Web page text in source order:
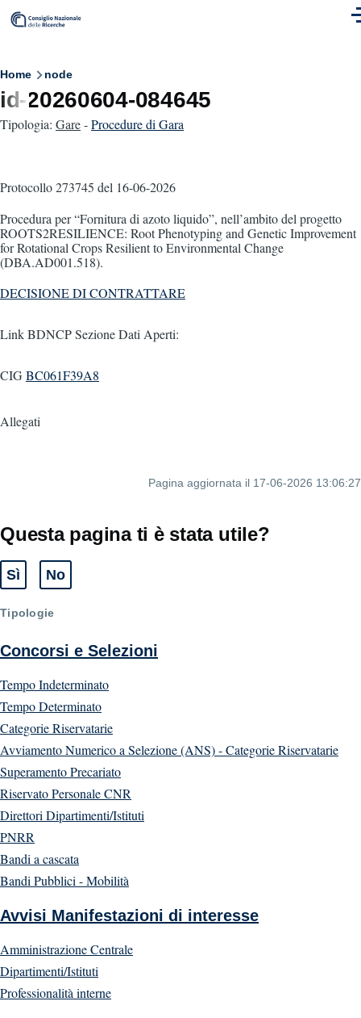
Skip to main content
Breadcrumb
Home node
id-20260604-084645
Tipologia: Gare-Procedure di Gara
Protocollo 273745 del 16-06-2026
Procedura per “Fornitura di azoto liquido”, nell’ambito del progetto
ROOTS2RESILIENCE: Root Phenotyping and Genetic Improvement
for Rotational Crops Resilient to Environmental Change
(DBA.AD001.518).
DECISIONE DI CONTRATTARE
Link BDNCP Sezione Dati Aperti:
CIGBC061F39A8
Allegati
Pagina aggiornata il 17-06-2026 13:06:27
Questa pagina ti è stata utile?
Sì
Tipologie
Concorsi e Selezioni
Tempo Indeterminato
Tempo Determinato
Categorie Riservatarie
Avviamento Numerico a Selezione (ANS) - Categorie Riservatarie
Superamento Precariato
Riservato Personale CNR
Direttori Dipartimenti/Istituti
PNRR
Bandi a cascata
Bandi Pubblici - Mobilità
Avvisi Manifestazioni di interesse
Amministrazione Centrale
Dipartimenti/Istituti
Professionalità interne